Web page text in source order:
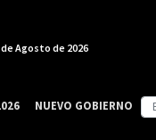
de Agosto de 2026
NUEVO GOBIERNO